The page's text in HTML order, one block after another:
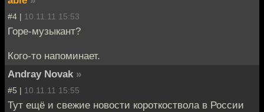
#4 | 10.11.11 15:53
Горе-музыкант?
Кого-то напоминает.
Andray Novak »
#5 | 10.11.11 15:55
Тут ещё и свежие новости короткоствола в России